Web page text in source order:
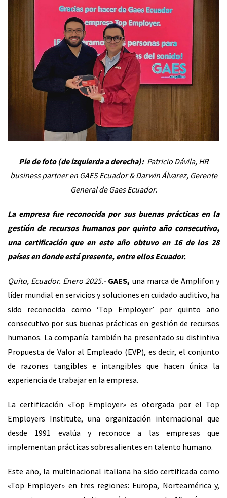
Pie de foto (de izquierda a derecha): Patricio Dávila, HR
business partner en GAES Ecuador & Darwin Álvarez, Gerente
General de Gaes Ecuador.
La empresa fue reconocida por sus buenas prácticas en la
gestión de recursos humanos por quinto año consecutivo,
una certificación que en este año obtuvo en 16 de los 28
países en donde está presente, entre ellos Ecuador.
Quito, Ecuador. Enero 2025.- GAES, una marca de Amplifon y
líder mundial en servicios y soluciones en cuidado auditivo, ha
sido reconocida como ‘Top Employer’ por quinto año
consecutivo por sus buenas prácticas en gestión de recursos
humanos. La compañía también ha presentado su distintiva
Propuesta de Valor al Empleado (EVP), es decir, el conjunto
de razones tangibles e intangibles que hacen única la
experiencia de trabajar en la empresa.
La certificación «Top Employer» es otorgada por el Top
Employers Institute, una organización internacional que
desde 1991 evalúa y reconoce a las empresas que
implementan prácticas sobresalientes en talento humano.
Este año, la multinacional italiana ha sido certificada como
«Top Employer» en tres regiones: Europa, Norteamérica y,